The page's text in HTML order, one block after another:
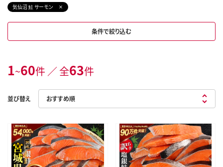
気仙沼 鮭 サーモン
条件で絞り込む
1~60件 ／ 全63件
並び替え